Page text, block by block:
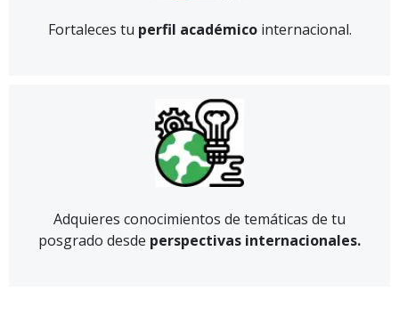
Fortaleces tu perfil académicointernacional.
Adquieres conocimientos de temáticas de tu
posgrado desde perspectivas internacionales.